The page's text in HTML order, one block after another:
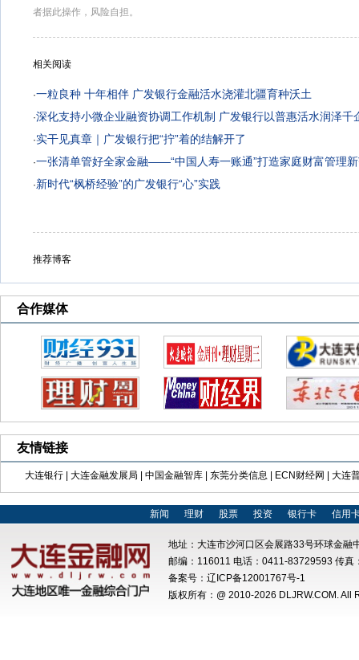
者据此操作，风险自担。
相关阅读
·一粒良种 十年相伴 广发银行金融活水浇灌北疆育种沃土
·深化支持小微企业融资协调工作机制 广发银行以普惠活水润泽千
·实干见真章｜广发银行把“拧”着的结解开了
·一张清单管好全家金融——“中国人寿一账通”打造家庭财富管理
·新时代“枫桥经验”的广发银行“心”实践
推荐博客
合作媒体
友情链接
大连银行 大连金融发展局 中国金融智库 东莞分类信息 ECN财经网 大连
新闻 理财 股票 投资 银行卡 信用
地址：大连市沙河口区会展路33号环球金融
邮编：116011 电话：0411-83729593 传真
备案号： 辽ICP备12001767号-1
版权所有：@ 2010-2026 DLJRW.COM. All